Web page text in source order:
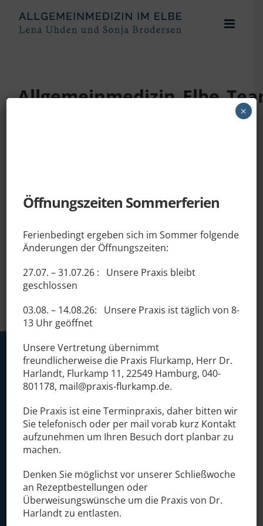
Inhalt
springen
Elbe Einkaufszentrum
Osdorfer Landstraße 137
Telefon:+49 40 80 34 21
Fax:+49 40 80 05 962
Öffnungszeiten Sommerferien
Ferienbedingt ergeben sich im Sommer folgende
Änderungen der Öffnungszeiten:
27.07. – 31.07.26 : Unsere Praxis bleibt
geschlossen
03.08. – 14.08.26: Unsere Praxis ist täglich von8-
13 Uhr geöffnet
UnsereVertretung übernimmt
freundlicherweise die Praxis Flurkamp, Herr Dr.
Harlandt, Flurkamp 11, 22549 Hamburg, 040-
801178, mail@praxis-flurkamp.de.
Die Praxis ist eine Terminpraxis, daher bitten wir
Sie telefonisch oder per mail vorab kurz Kontakt
aufzunehmen um Ihren Besuch dort planbar zu
machen.
Denken Sie möglichst vor unserer Schließwoche
an Rezeptbestellungen oder
Überweisungswünsche um die Praxis von Dr.
Harlandt zu entlasten.
×